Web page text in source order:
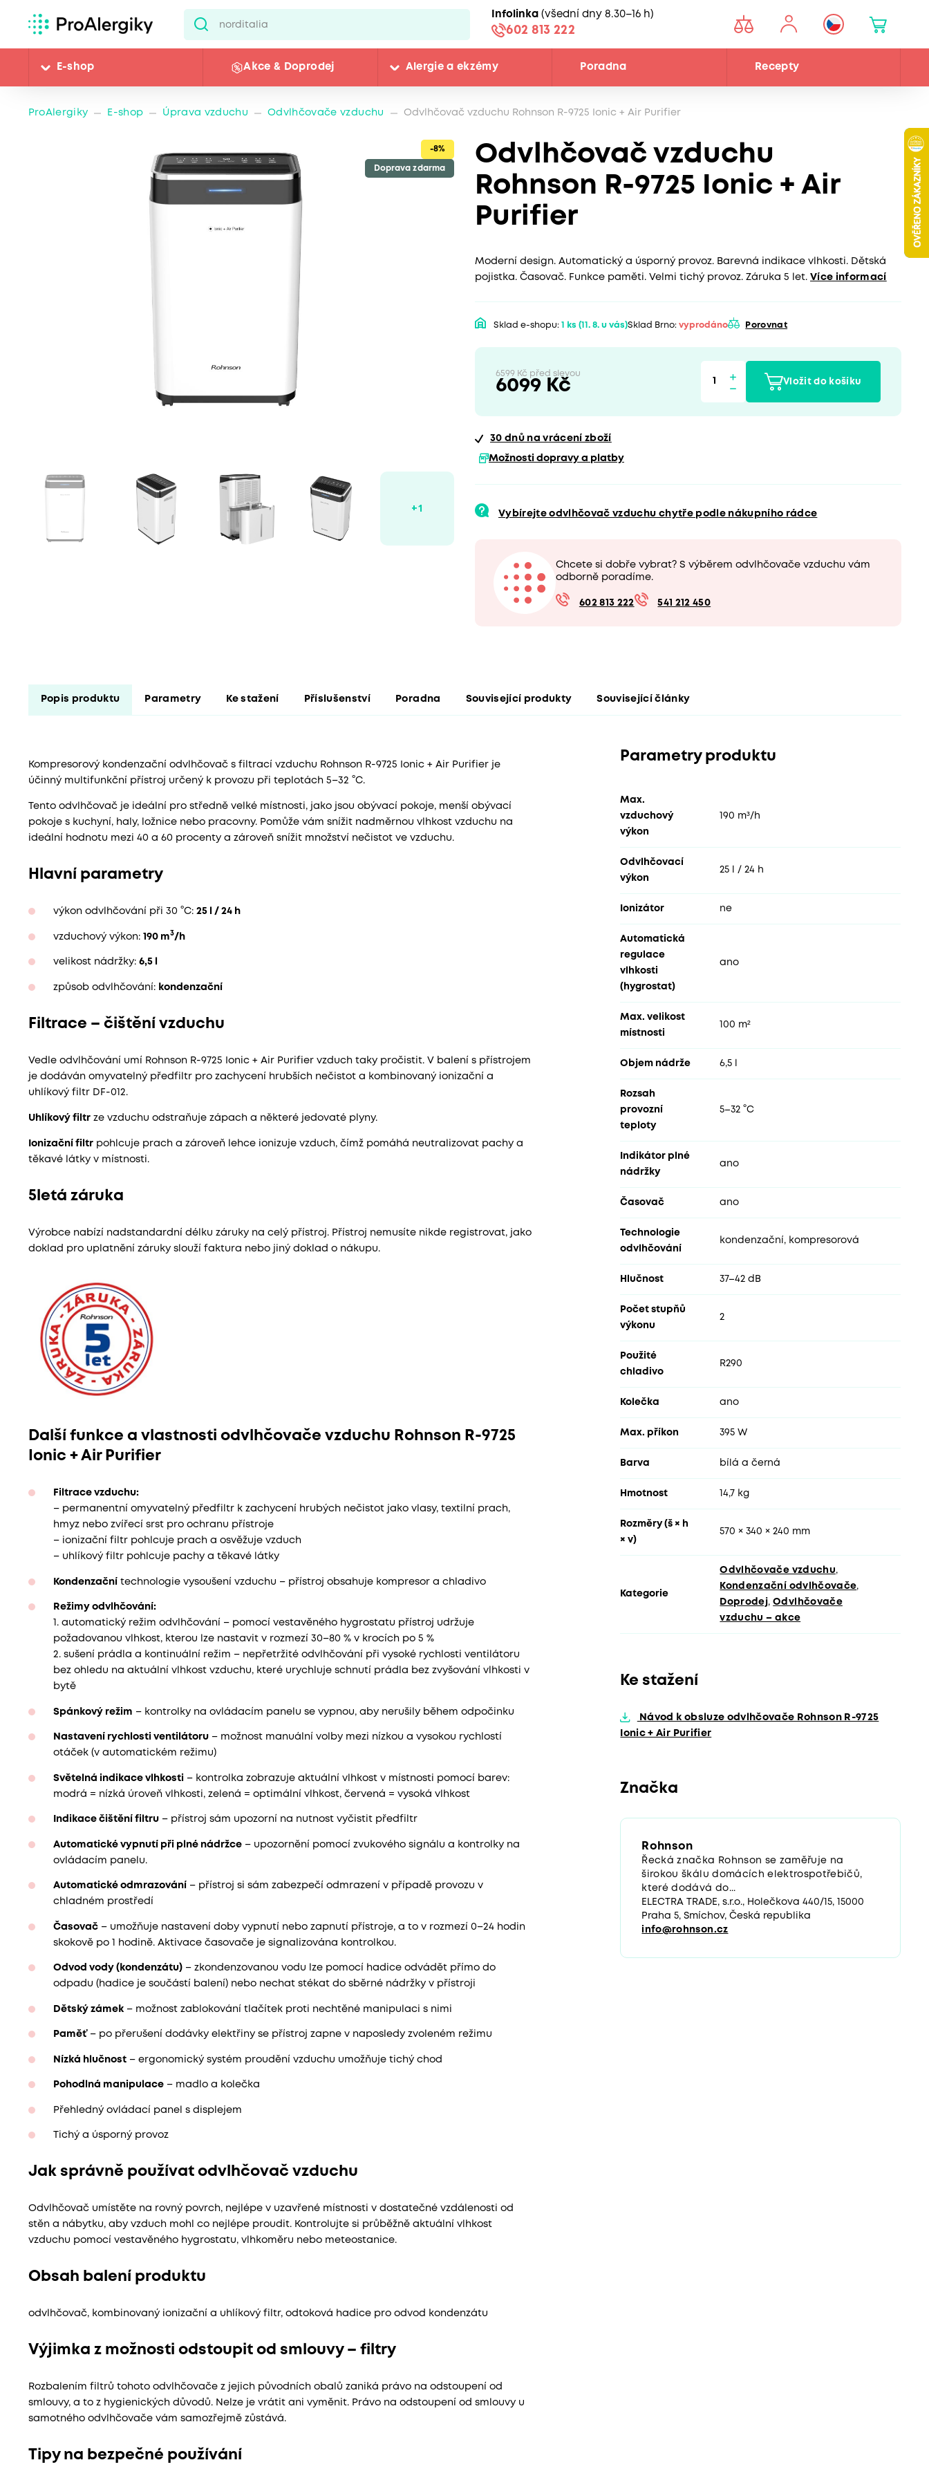
Infolinka (všední dny 8.30–16 h)
602 813 222
E-shop Akce & Doprodej Alergie a ekzémy Poradna Recepty
ProAlergiky E-shop Úprava vzduchu Odvlhčovače vzduchu Odvlhčovač vzduchu Rohnson R-9725 Ionic + Air Purifier
Odvlhčovač vzduchu
Rohnson R-9725 Ionic + Air
Purifier
-8%
Doprava zdarma
Moderní design. Automatický a úsporný provoz. Barevná indikace vlhkosti. Dětská
pojistka. Časovač. Funkce paměti. Velmi tichý provoz. Záruka 5 let. Více informací
Sklad e-shopu: 1 ks (11. 8. u vás)Sklad Brno: vyprodáno Porovnat
6599 Kč před slevou
6099 Kč Vložit do košíku
30 dnů na vrácení zboží
Možnosti dopravy a platby
Vybírejte odvlhčovač vzduchu chytře podle nákupního rádce
Chcete si dobře vybrat? S výběrem odvlhčovače vzduchu vám
odborně poradíme.
602 813 222 541 212 450
Popis produktu Parametry Ke stažení Příslušenství Poradna Související produkty Související články
Kompresorový kondenzační odvlhčovač s filtrací vzduchu Rohnson R-9725 Ionic + Air Purifier je
účinný multifunkční přístroj určený k provozu při teplotách 5–32 °C.
Tento odvlhčovač je ideální pro středně velké místnosti, jako jsou obývací pokoje, menší obývací
pokoje s kuchyní, haly, ložnice nebo pracovny. Pomůže vám snížit nadměrnou vlhkost vzduchu na
ideální hodnotu mezi 40 a 60 procenty a zároveň snížit množství nečistot ve vzduchu.
Hlavní parametry
výkon odvlhčování při 30 °C: 25 l / 24 h
vzduchový výkon: 190 m3/h
velikost nádržky: 6,5 l
způsob odvlhčování: kondenzační
Filtrace – čištění vzduchu
Vedle odvlhčování umí Rohnson R-9725 Ionic + Air Purifier vzduch taky pročistit. V balení s přístrojem
je dodáván omyvatelný předfiltr pro zachycení hrubších nečistot a kombinovaný ionizační a
uhlíkový filtr DF-012.
Uhlíkový filtrze vzduchu odstraňuje zápach a některé jedovaté plyny.
Ionizační filtrpohlcuje prach a zároveň lehce ionizuje vzduch, čímž pomáhá neutralizovat pachy a
těkavé látky v místnosti.
5letá záruka
Výrobce nabízí nadstandardní délku záruky na celý přístroj. Přístroj nemusíte nikde registrovat, jako
doklad pro uplatnění záruky slouží faktura nebo jiný doklad o nákupu.
Další funkce a vlastnosti odvlhčovače vzduchu Rohnson R-9725
Ionic + Air Purifier
Filtrace vzduchu:
– permanentní omyvatelný předfiltr k zachycení hrubých nečistot jako vlasy, textilní prach,
hmyz nebo zvířecí srst pro ochranu přístroje
– ionizační filtr pohlcuje prach a osvěžuje vzduch
– uhlíkový filtr pohlcuje pachy a těkavé látky
Kondenzační technologie vysoušení vzduchu – přístroj obsahuje kompresor a chladivo
Režimy odvlhčování:
1. automatický režim odvlhčování – pomocí vestavěného hygrostatu přístroj udržuje
požadovanou vlhkost, kterou lze nastavit v rozmezí 30–80 % v krocích po 5 %
2. sušení prádla a kontinuální režim – nepřetržité odvlhčování při vysoké rychlosti ventilátoru
bez ohledu na aktuální vlhkost vzduchu, které urychluje schnutí prádla bez zvyšování vlhkosti v
bytě
Spánkový režim – kontrolky na ovládacím panelu se vypnou, aby nerušily během odpočinku
Nastavení rychlosti ventilátoru– možnost manuální volby mezi nízkou a vysokou rychlostí
otáček (v automatickém režimu)
Světelná indikace vlhkosti – kontrolka zobrazuje aktuální vlhkost v místnosti pomocí barev:
modrá = nízká úroveň vlhkosti, zelená = optimální vlhkost, červená = vysoká vlhkost
Indikace čištění filtru– přístroj sám upozorní na nutnost vyčistit předfiltr
Automatické vypnutí při plné nádržce– upozornění pomocí zvukového signálu a kontrolky na
ovládacím panelu.
Automatické odmrazování
– přístroj si sám zabezpečí odmrazení v případě provozu v
chladném prostředí
Časovač– umožňuje nastavení doby vypnutí nebo zapnutí přístroje, a to v rozmezí 0–24 hodin
skokově po 1 hodině. Aktivace časovače je signalizována kontrolkou.
Odvod vody (kondenzátu)– zkondenzovanou vodu lze pomocí hadice odvádět přímo do
odpadu (hadice je součástí balení) nebo nechat stékat do sběrné nádržky v přístroji
Dětský zámek– možnost zablokování tlačítek proti nechtěné manipulaci s nimi
Paměť– po přerušení dodávky elektřiny se přístroj zapne v naposledy zvoleném režimu
Nízká hlučnost– ergonomický systém proudění vzduchu umožňuje tichý chod
Pohodlná manipulace– madlo a kolečka
Přehledný ovládací panel s displejem
Tichý a úsporný provoz
Jak správně používat odvlhčovač vzduchu
Odvlhčovač umístěte na rovný povrch, nejlépe v uzavřené místnosti v dostatečné vzdálenosti od
stěn a nábytku, aby vzduch mohl co nejlépe proudit. Kontrolujte si průběžně aktuální vlhkost
vzduchu pomocí vestavěného hygrostatu, vlhkoměru nebo meteostanice.
Obsah balení produktu
odvlhčovač, kombinovaný ionizační a uhlíkový filtr, odtoková hadice pro odvod kondenzátu
Výjimka z možnosti odstoupit od smlouvy – filtry
Rozbalením filtrů tohoto odvlhčovače z jejich původních obalů zaniká právo na odstoupení od
smlouvy, a to z hygienických důvodů. Nelze je vrátit ani vyměnit. Právo na odstoupení od smlouvy u
samotného odvlhčovače vám samozřejmě zůstává.
Tipy na bezpečné používání
Parametry produktu
Max.
vzduchový
výkon
190 m³/h
Odvlhčovací
výkon
25 l / 24 h
Ionizátor ne
Automatická
regulace
vlhkosti
(hygrostat)
ano
Max. velikost
místnosti
100 m²
Objem nádrže 6,5 l
Rozsah
provozní
teploty
5–32 °C
Indikátor plné
nádržky
ano
Časovač ano
Technologie
odvlhčování
kondenzační, kompresorová
Hlučnost 37–42 dB
Počet stupňů
výkonu
2
Použité
chladivo
R290
Kolečka ano
Max. příkon 395 W
Barva bílá a černá
Hmotnost 14,7 kg
Rozměry (š × h
× v)
570 × 340 × 240 mm
Kategorie
Odvlhčovače vzduchu,
Kondenzační odvlhčovače,
Doprodej ,Odvlhčovače
vzduchu – akce
Ke stažení
Návod k obsluze odvlhčovače Rohnson R-9725
Ionic + Air Purifier
Značka
Rohnson
Řecká značka Rohnson se zaměřuje na
širokou škálu domácích elektrospotřebičů,
které dodává do...
ELECTRA TRADE, s.r.o., Holečkova 440/15, 15000
Praha 5, Smíchov, Česká republika
info@rohnson.cz